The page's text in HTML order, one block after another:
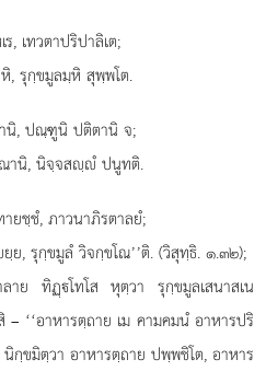
ร, เทวตาปริปาลิเต;
, รุกฺขมูลมฺหิ สุพฺพโต.
นิ, ปณฺฑูนิ ปติตานิ จ;
านิ, นิจฺจสฺํ ปนูทติ.
ยชฺชํ, ภาวนาภิรตาลยํ;
ย, รุกฺขมูลํ วิจกฺขโณ’’ติ. (วิสุทฺธิ. ๑.๓๒);
ย ทิฏฺโทโส หุตฺวา รุกฺขมูลเสนาสเน
‘‘อาหารตฺถาย เม คามคมนํ อาหารปริ
กฺขมิตฺวา อาหารตฺถาย ปพฺพชิโต, อาหาร